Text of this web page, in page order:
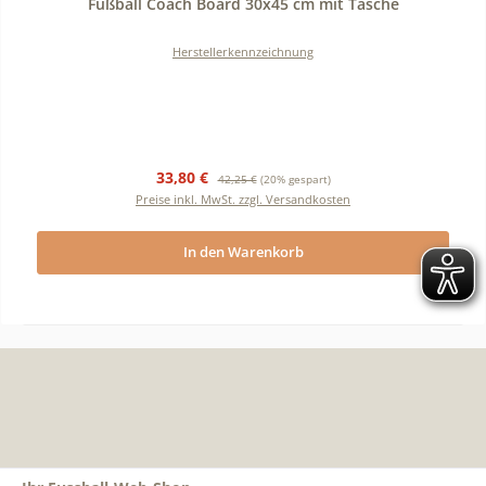
Herstellerkennzeichnung
Verkaufspreis:
33,80 € Regulärer Preis:
42,25 € (20% gespart)
Preise inkl. MwSt. zzgl. Versandkosten
In den Warenkorb